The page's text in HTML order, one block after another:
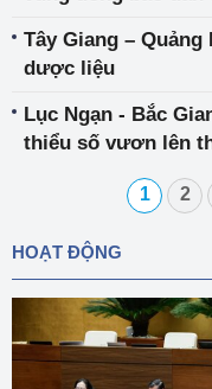
Tây Giang –
dược liệu
Lục Ngạn - Bắc
thiểu số vươn lên
1 2
HOẠT ĐỘNG